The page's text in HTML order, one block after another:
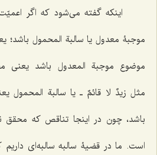
اینکه گفته می‌شود که اگر
موجبۀ معدول یا سالبة المحمول باشد؛
موضوع موجبة المعدول باشد یعنی
مثل زیدٌ لا قائمٌ ـ یا سالبة المحمول
باشد، چون در اینجا تناقص که محقق
است. ما در قضیۀ سالبه سالبه‌ای داریم